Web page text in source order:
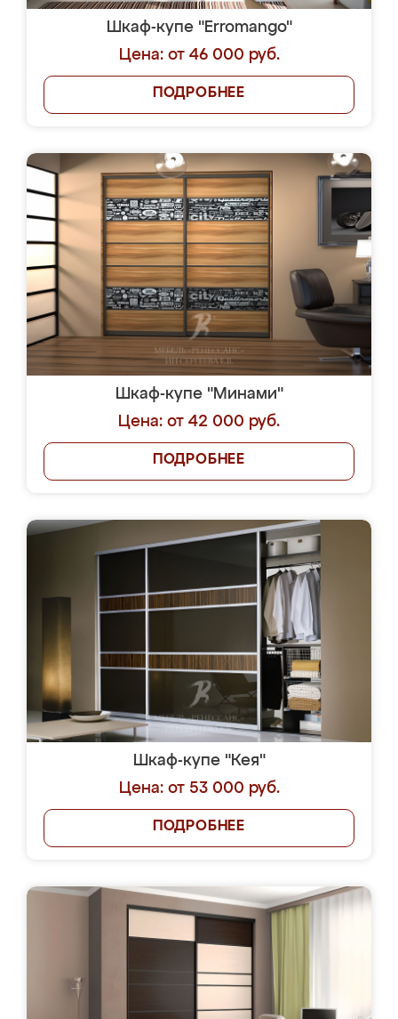
Шкаф-купе "Erromango"
Цена: от 46 000 руб.
ПОДРОБНЕЕ
Шкаф-купе "Минами"
Цена: от 42 000 руб.
ПОДРОБНЕЕ
Шкаф-купе "Кея"
Цена: от 53 000 руб.
ПОДРОБНЕЕ